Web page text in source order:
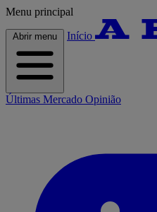
Menu principal
Abrir menu Início
Últimas Mercado Opinião